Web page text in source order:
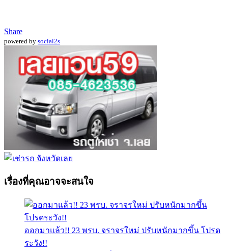
Share
powered by social2s
เรื่องที่คุณอาจจะสนใจ
ออกมาแล้ว!! 23 พรบ. จราจรใหม่ ปรับหนักมากขึ้น โปรด
ระวัง!!